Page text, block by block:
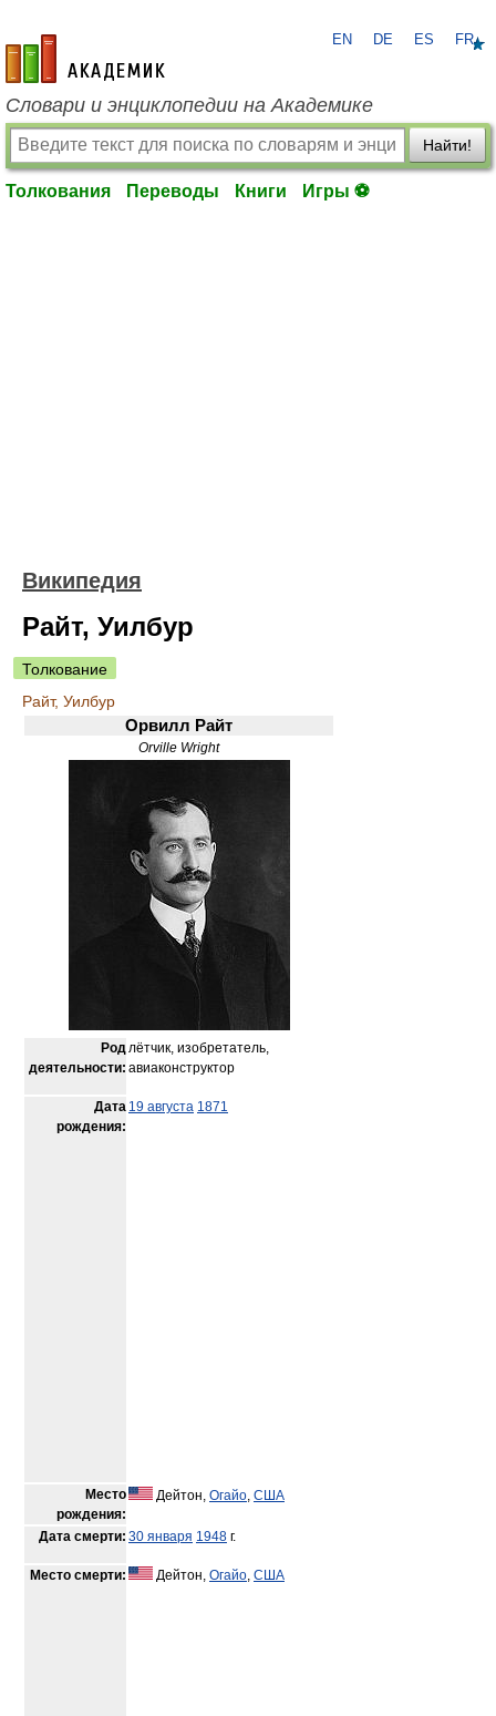
academic.ru
EN DE ES FR
Словари и энциклопедии на Академике
Найти!
Толкования Переводы Книги Игры ⚽
Википедия
Райт, Уилбур
Толкование
Райт, Уилбур
Орвилл Райт
Orville Wright
Род
деятельности:
лётчик, изобретатель,
авиаконструктор
Дата
рождения:
19 августа 1871
Место
рождения:
Дейтон, Огайо, США
Дата смерти: 30 января 1948 г.
Место смерти: Дейтон, Огайо, США